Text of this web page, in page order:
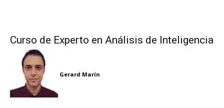
Curso de Experto en Análisis de Inteligencia
Gerard Marín